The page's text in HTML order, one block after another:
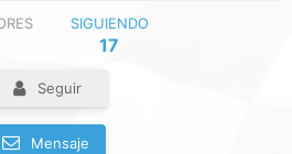
SIGUIENDO
17
Seguir
Mensaje